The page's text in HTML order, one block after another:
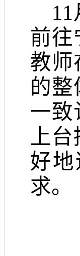
11
前往
教师
的整
一致
上台
好
求。